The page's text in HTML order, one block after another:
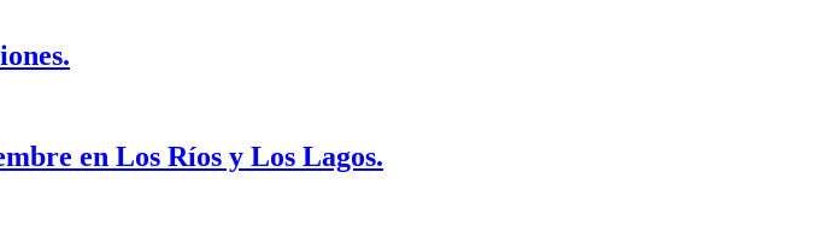
en Los Ríos y Los Lagos.